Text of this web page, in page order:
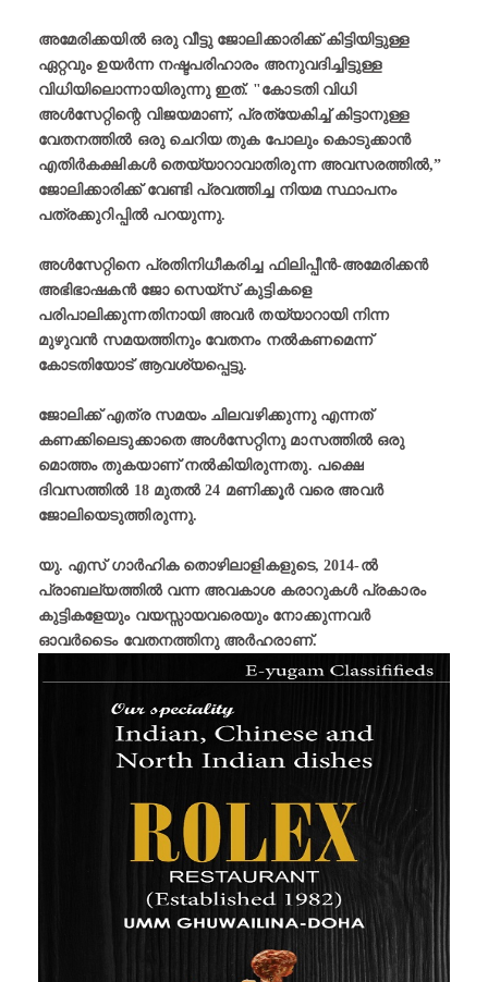
അമേരിക്കയിൽ ഒരു വീട്ടു ജോലിക്കാരിക്ക് കിട്ടിയിട്ടുള്ള
ഏറ്റവും ഉയർന്ന നഷ്ടപരിഹാരം അനുവദിച്ചിട്ടുള്ള
വിധിയിലൊന്നായിരുന്നു ഇത്. "കോടതി വിധി
അൾസേറ്റിന്റെ വിജയമാണ്‌, പ്രത്യേകിച്ച് കിട്ടാനുള്ള
വേതനത്തിൽ ഒരു ചെറിയ തുക പോലും കൊടുക്കാന്‍
എതിര്‍കക്ഷികൾ തെയ്യാറാവാതിരുന്ന അവസരത്തില്‍,”
ജോലിക്കാരിക്ക് വേണ്ടി പ്രവത്തിച്ച നിയമ സ്ഥാപനം
പത്രക്കുറിപ്പിൽ പറയുന്നു.
അൾസേറ്റിനെ പ്രതിനിധീകരിച്ച ഫിലിപ്പീൻ-അമേരിക്കൻ
അഭിഭാഷകൻ ജോ സെയ്സ് കുട്ടികളെ
പരിപാലിക്കുന്നതിനായി അവർ തയ്യാറായി നിന്ന
മുഴുവൻ സമയത്തിനും വേതനം നൽകണമെന്ന്
കോടതിയോട് ആവശ്യപ്പെട്ടു.
ജോലിക്ക് എത്ര സമയം ചിലവഴിക്കുന്നു എന്നത്
കണക്കിലെടുക്കാതെ അൾസേറ്റിനു മാസത്തിൽ ഒരു
മൊത്തം തുകയാണ് നൽകിയിരുന്നതു. പക്ഷെ
ദിവസത്തിൽ 18 മുതൽ 24 മണിക്കൂർ വരെ അവർ
ജോലിയെടുത്തിരുന്നു.
യു. എസ് ഗാർഹിക തൊഴിലാളികളുടെ, 2014-ൽ
പ്രാബല്യത്തിൽ വന്ന അവകാശ കരാറുകൾ പ്രകാരം
കുട്ടികളേയും വയസ്സായവരെയും നോക്കുന്നവര്‍
ഓവർടൈം വേതനത്തിനു അർഹരാണ്.